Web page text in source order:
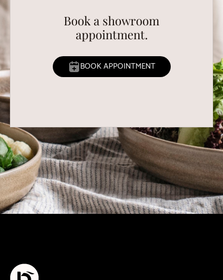
Book a showroom
appointment.
BOOK APPOINTMENT